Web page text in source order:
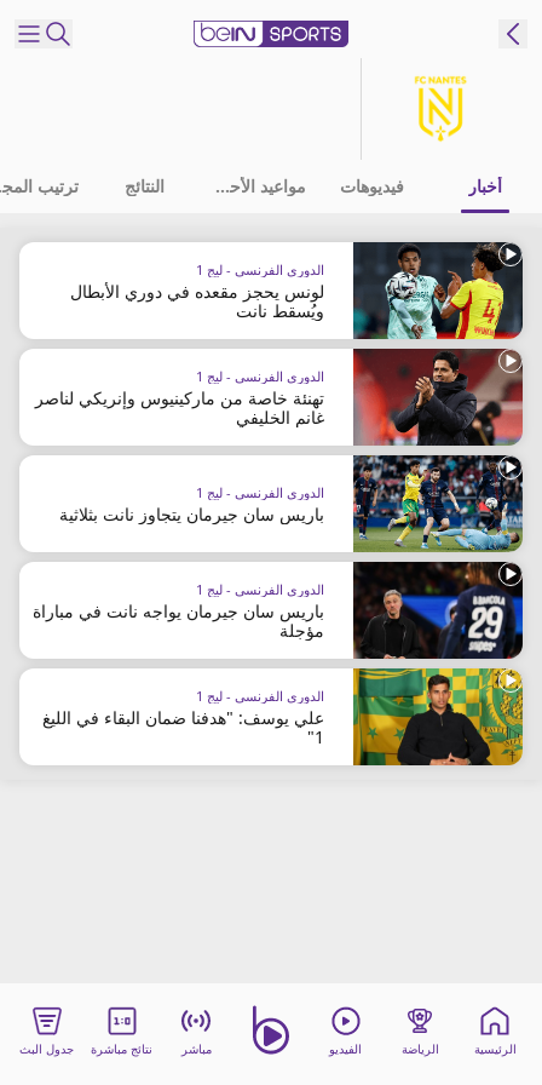
اللغة EN ع
إدارة
التنبيهات
انضم
إلى
قائمة
النشرة
الإخبارية
اتصل بنا
beIN CONNECT
beIN MEDIA GROUP
ترددات beIN SPORTS
الأسئلة الأكثر شيوعاً
دليل التلفاز
احصل على beIN
معلومات عن هذا الموقع
أخبار فيديوهات مواعيد الأحداث النتائج
الدوري الفرنسي - ليج 1
لونس يحجز مقعده في دوري الأبطال
ويُسقط نانت
الدوري الفرنسي - ليج 1
تهنئة خاصة من ماركينيوس وإنريكي لناصر
غانم الخليفي
الدوري الفرنسي - ليج 1
باريس سان جيرمان يتجاوز نانت بثلاثية
الدوري الفرنسي - ليج 1
باريس سان جيرمان يواجه نانت في مباراة
مؤجلة
الدوري الفرنسي - ليج 1
علي يوسف: "هدفنا ضمان البقاء في الليغ
1"
الرئيسية الرياضة الفيديو مباشر نتائج مباشرة جدول البث